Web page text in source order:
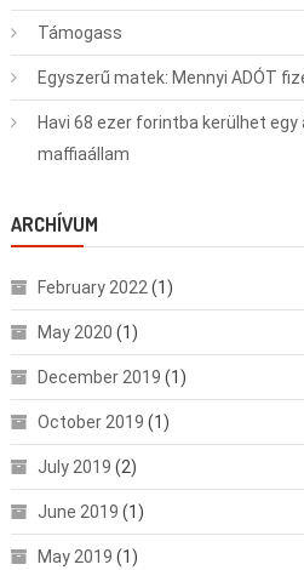
Támogass
Egyszerű matek: Mennyi ADÓT
Havi 68 ezer forintba kerülhet
maffiaállam
ARCHÍVUM
February 2022(1)
May 2020 (1)
December 2019 (1)
October 2019 (1)
July 2019 (2)
June 2019 (1)
May 2019 (1)